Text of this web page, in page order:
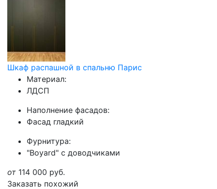
Шкаф распашной в спальню Парис
Материал:
ЛДСП
Наполнение фасадов:
Фасад гладкий
Фурнитура:
"Boyard" с доводчиками
от 114 000 руб.
Заказать похожий